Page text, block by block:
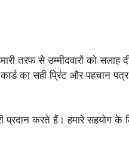
तरफ से उम्मीदवारों को सलाह
का सही प्रिंट और पहचान पत्र
प्रदान करते हैं। हमारे सहयोग के